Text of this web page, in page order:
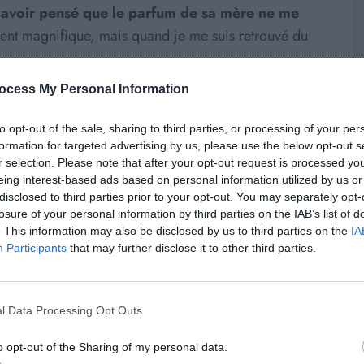
My Personal Information
opt-out of the sale, sharing to third parties, or processing of your
for targeted advertising by us, please use the below opt-out
selection. Please note that after your opt-out request is processed
interest-based ads based on personal information utilized by us
to third parties prior to your opt-out. You may separately
of your personal information by third parties on the IAB’s list of
This information may also be disclosed by us to third parties on the
Participants that may further disclose it to other third parties.
Data Processing Opt Outs
opt-out of the Sharing of my personal data.
pensé que le parfum de sa mère ne me
magnifique, mais quand je me suis retrouvé du
souvenir
en même temps, il s’agit d’un de mes rapports
ma grand-mère, dans un coin paumé. Elle est sortie
une douche ensemble.Douche à l’italienne.
quoi se mettre au sol, sentir le jet d’eau sur
d’entrée claquer, ma grand-mère était de retour.
cris, mon mec a flanqué sa main sur ma bouche.
meilleur moment, entre la peur d’être découverts et
– d’être à poil et jambes écartées dans la